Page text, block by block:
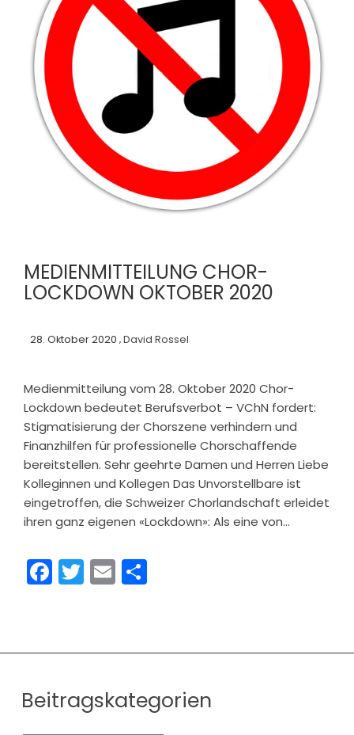
MEDIENMITTEILUNG CHOR-
LOCKDOWN OKTOBER 2020
28. Oktober 2020 David Rossel
Medienmitteilung vom 28. Oktober 2020 Chor-
Lockdown bedeutet Berufsverbot – VChN fordert:
Stigmatisierung der Chorszene verhindern und
Finanzhilfen für professionelle Chorschaffende
bereitstellen. Sehr geehrte Damen und Herren Liebe
Kolleginnen und Kollegen Das Unvorstellbare ist
eingetroffen, die Schweizer Chorlandschaft erleidet
ihren ganz eigenen «Lockdown»: Als eine von…
Facebook
Twitter
Email
Beitragskategorien